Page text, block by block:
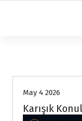
May 4 2026
Karışık